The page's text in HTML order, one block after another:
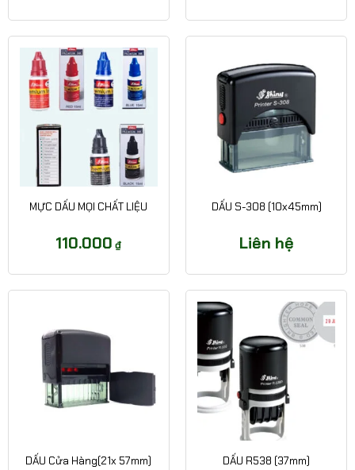
MỰC DẤU MỌI CHẤT LIỆU
110.000 ₫
DẤU S-308 (10x45mm)
Liên hệ
DẤU Cửa Hàng(21x 57mm) DẤU R538 (37mm)